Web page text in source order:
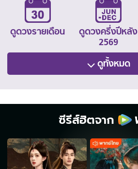
ดูดวงรายเดือน
ดูดวงครึ่งปีหลัง
2569
ดูทั้งหมด
ซีรีส์ฮิตจาก